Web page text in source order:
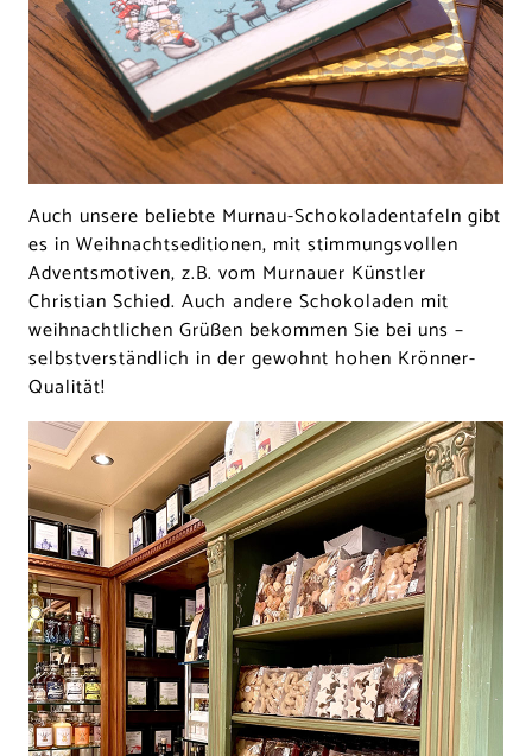
Auch unsere beliebte Murnau-Schokoladentafeln gibt
es in Weihnachtseditionen, mit stimmungsvollen
Adventsmotiven, z.B. vom Murnauer Künstler
Christian Schied. Auch andere Schokoladen mit
weihnachtlichen Grüßen bekommen Sie bei uns –
selbstverständlich in der gewohnt hohen Krönner-
Qualität!